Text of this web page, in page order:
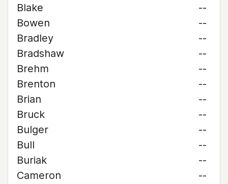
Blake
--
Bowen
--
Bradley
--
Bradshaw
--
Brehm
--
Brenton
--
Brian
--
Bruck
--
Bulger
--
Bull
--
Buriak
--
Cameron
--